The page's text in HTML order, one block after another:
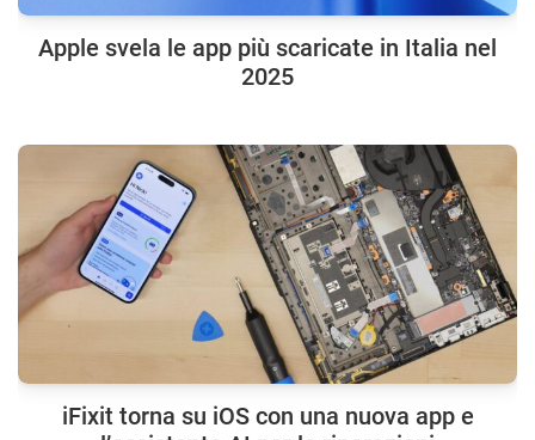
Apple svela le app più scaricate in Italia nel
2025
iFixit torna su iOS con una nuova app e